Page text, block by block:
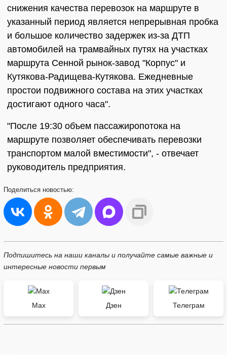
снижения качества перевозок на маршруте в
указанный период является непрерывная пробка
и большое количество задержек из-за ДТП
автомобилей на трамвайных путях на участках
маршрута Сенной рынок-завод "Корпус" и
Кутякова-Радищева-Кутякова. Ежедневные
простои подвижного состава на этих участках
достигают одного часа".
"После 19:30 объем пассажиропотока на
маршруте позволяет обеспечивать перевозки
транспортом малой вместимости", - отвечает
руководитель предприятия.
Поделиться новостью:
Подпишитесь на наши каналы и получайте самые важные и
интересные новости первым
Max Дзен Телеграм